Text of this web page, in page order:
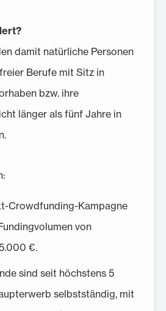
damit natürliche Personen
Berufe mit Sitz in
bzw. ihre
länger als fünf Jahre in
Crowdfunding-Kampagne
von
€.
sind seit höchstens 5
selbstständig, mit